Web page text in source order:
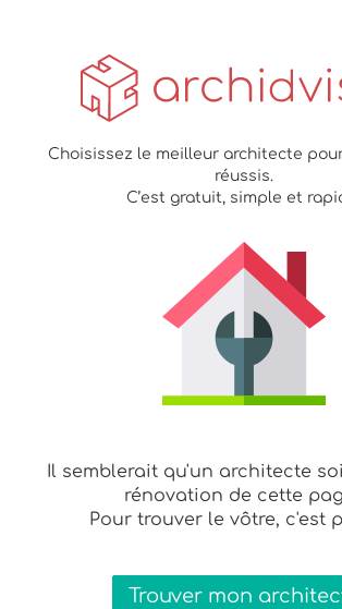
Choisissez le meilleur architecte
réussis.
C’est gratuit, simple et
Il semblerait qu'un architecte
rénovation de cette
Pour trouver le vôtre, c'est
Trouver mon